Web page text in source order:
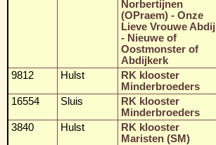
Norbertijnen
(OPraem) - Onze
Lieve Vrouwe Abdij
- Nieuwe of
Oostmonster of
Abdijkerk
9812 Hulst
RK klooster
Minderbroeders
16554
Sluis
RK klooster
Minderbroeders
3840
Hulst
RK klooster
Maristen (SM)